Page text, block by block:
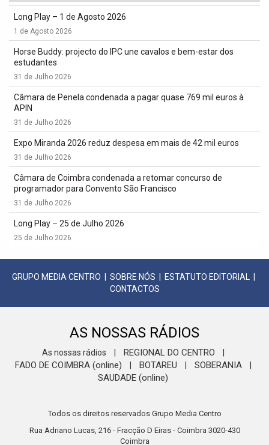
Long Play – 1 de Agosto 2026
1 de Agosto 2026
Horse Buddy: projecto do IPC une cavalos e bem-estar dos
estudantes
31 de Julho 2026
Câmara de Penela condenada a pagar quase 769 mil euros à
APIN
31 de Julho 2026
Expo Miranda 2026 reduz despesa em mais de 42 mil euros
31 de Julho 2026
Câmara de Coimbra condenada a retomar concurso de
programador para Convento São Francisco
31 de Julho 2026
Long Play – 25 de Julho 2026
25 de Julho 2026
GRUPO MEDIA CENTRO SOBRE NÓS ESTATUTO EDITORIAL
CONTACTOS
AS NOSSAS RÁDIOS
As nossas rádios REGIONAL DO CENTRO
FADO DE COIMBRA (online) BOTAREU SOBERANIA
SAUDADE (online)
Todos os direitos reservados Grupo Media Centro
Rua Adriano Lucas, 216 - Fracção D Eiras - Coimbra 3020-430
Coimbra